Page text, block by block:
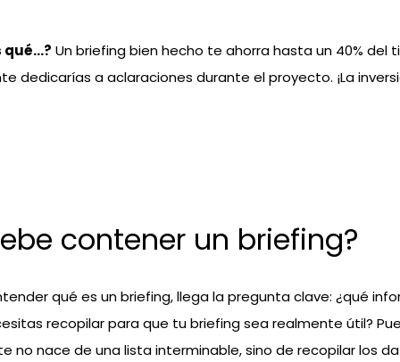
qué…? Un briefing bien hecho te ahorra hasta un 40% del
dedicarías a aclaraciones durante el proyecto. ¡La
contener un briefing?
qué es un briefing, llega la pregunta clave: ¿qué
recopilar para que tu briefing sea realmente útil?
no nace de una lista interminable, sino de recopilar los